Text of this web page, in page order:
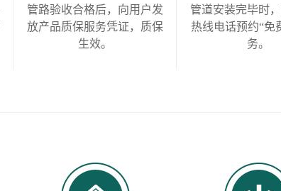
管路验收合格后，向用户发
放产品质保服务凭证，质保
生效。
管道安装完毕时
热线电话预约“免
务。